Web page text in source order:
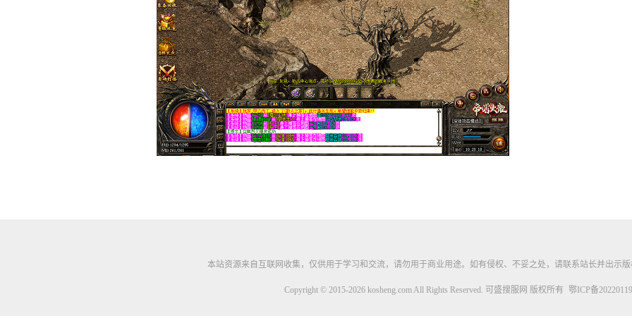
本站资源来自互联网收集，仅供用于学习和交流，请勿用于商业用途。如有侵权、不妥之处，请联系站长并出示版
Copyright © 2015-2026 kosheng.com All Rights Reserved. 可盛搜服网 版权所有 鄂ICP备